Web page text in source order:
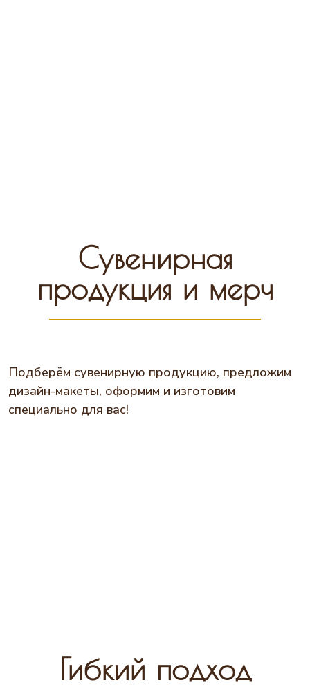
Сувенирная
продукция и мерч
Подберём сувенирную продукцию, предложим
дизайн-макеты, оформим и изготовим
специально для вас!
Гибкий подход